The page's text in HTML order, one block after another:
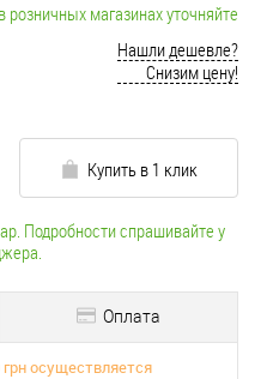
розничных магазинах уточняйте
Нашли дешевле?
Снизим цену!
Купить в 1 клик
Подробности спрашивайте у
Оплата
осуществляется